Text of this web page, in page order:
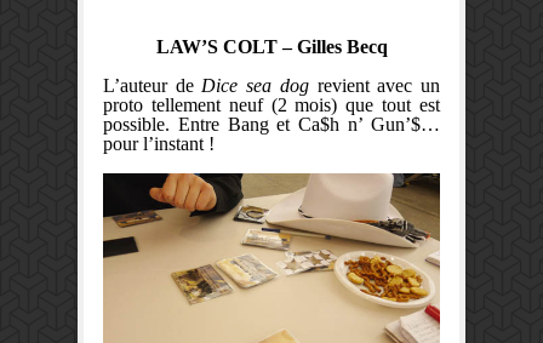
LAW’S COLT – Gilles Becq
L’auteur de Dice sea dogrevient avec un
proto tellement neuf (2 mois) que tout est
possible. Entre Bang et Ca$h n’ Gun’$…
pour l’instant !